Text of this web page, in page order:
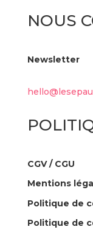
NOUS
Newsletter
CGV / CGU
Mentions
Politique de
Politique de